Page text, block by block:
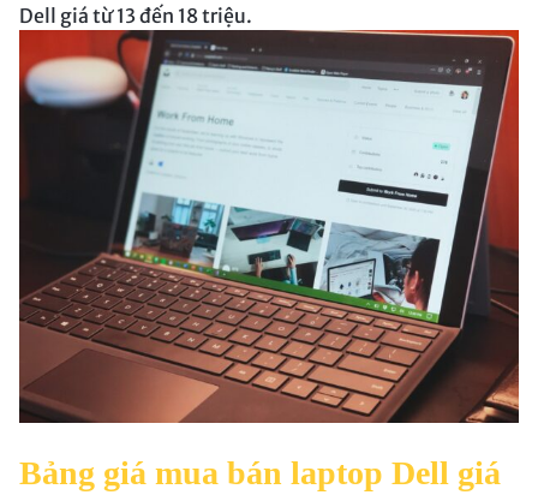
Dell giá từ 13 đến 18 triệu.
Bảng giá mua bán laptop Dell giá